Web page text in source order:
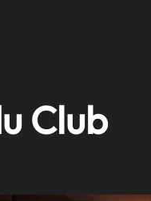
Club